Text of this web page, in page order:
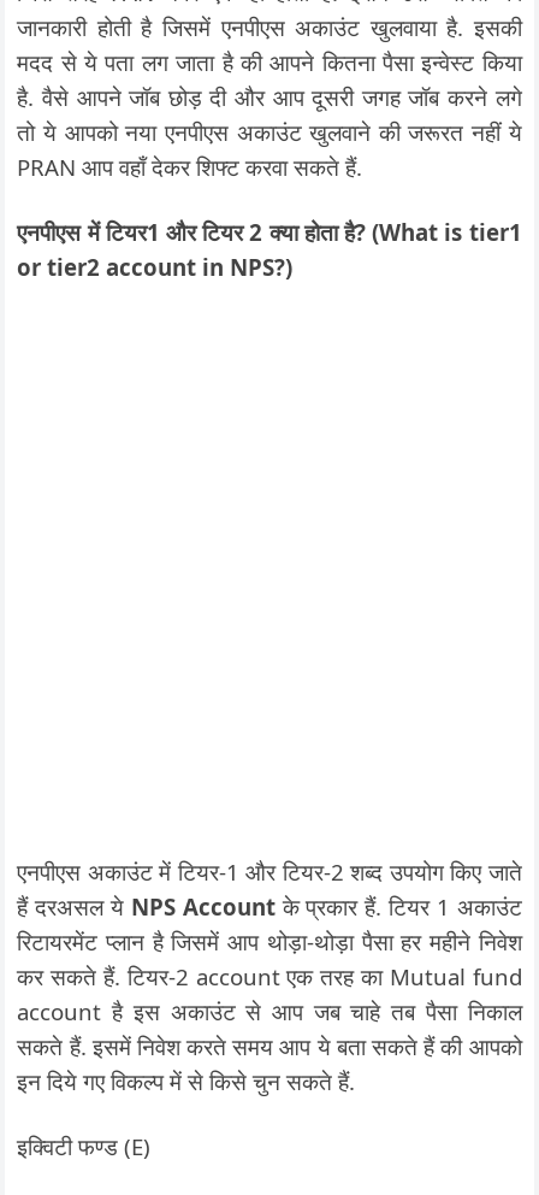
जानकारी होती है जिसमें एनपीएस अकाउंट खुलवाया है. इसकी
मदद से ये पता लग जाता है की आपने कितना पैसा इन्वेस्ट किया
है. वैसे आपने जॉब छोड़ दी और आप दूसरी जगह जॉब करने लगे
तो ये आपको नया एनपीएस अकाउंट खुलवाने की जरूरत नहीं ये
PRAN आप वहाँ देकर शिफ्ट करवा सकते हैं.
एनपीएस में टियर1 और टियर 2 क्या होता है? (What is tier1
or tier2 account in NPS?)
एनपीएस अकाउंट में टियर-1 और टियर-2 शब्द उपयोग किए जाते
हैं दरअसल ये NPS Accountके प्रकार हैं. टियर 1 अकाउंट
रिटायरमेंट प्लान है जिसमें आप थोड़ा-थोड़ा पैसा हर महीने निवेश
कर सकते हैं. टियर-2 account एक तरह का Mutual fund
account है इस अकाउंट से आप जब चाहे तब पैसा निकाल
सकते हैं. इसमें निवेश करते समय आप ये बता सकते हैं की आपको
इन दिये गए विकल्प में से किसे चुन सकते हैं.
इक्विटी फण्ड (E)